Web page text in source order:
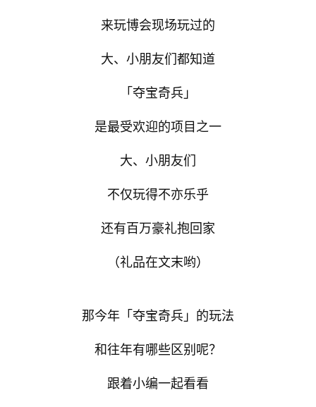
来玩博会现场玩过的
大、小朋友们都知道
「夺宝奇兵」
是最受欢迎的项目之一
大、小朋友们
不仅玩得不亦乐乎
还有百万豪礼抱回家
（礼品在文末哟）
那今年「夺宝奇兵」的玩法
和往年有哪些区别呢？
跟着小编一起看看